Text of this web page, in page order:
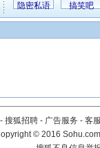
隐密私语 搞笑吧
- 搜狐招聘 - 广告服务 - 客
©2016